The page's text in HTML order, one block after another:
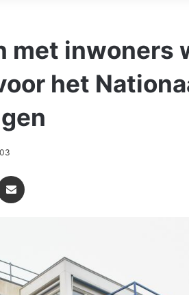
met inwoners
het